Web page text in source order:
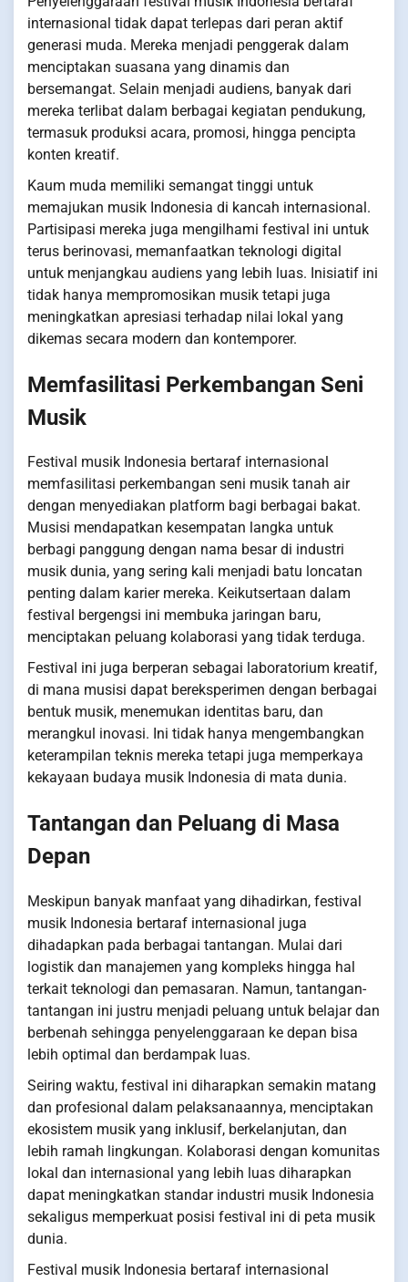
internasional tidak dapat terlepas dari peran aktif
generasi muda. Mereka menjadi penggerak dalam
menciptakan suasana yang dinamis dan
bersemangat. Selain menjadi audiens, banyak dari
mereka terlibat dalam berbagai kegiatan pendukung,
termasuk produksi acara, promosi, hingga pencipta
konten kreatif.
Kaum muda memiliki semangat tinggi untuk
memajukan musik Indonesia di kancah internasional.
Partisipasi mereka juga mengilhami festival ini untuk
terus berinovasi, memanfaatkan teknologi digital
untuk menjangkau audiens yang lebih luas. Inisiatif ini
tidak hanya mempromosikan musik tetapi juga
meningkatkan apresiasi terhadap nilai lokal yang
dikemas secara modern dan kontemporer.
Memfasilitasi Perkembangan Seni
Musik
Festival musik Indonesia bertaraf internasional
memfasilitasi perkembangan seni musik tanah air
dengan menyediakan platform bagi berbagai bakat.
Musisi mendapatkan kesempatan langka untuk
berbagi panggung dengan nama besar di industri
musik dunia, yang sering kali menjadi batu loncatan
penting dalam karier mereka. Keikutsertaan dalam
festival bergengsi ini membuka jaringan baru,
menciptakan peluang kolaborasi yang tidak terduga.
Festival ini juga berperan sebagai laboratorium kreatif,
di mana musisi dapat bereksperimen dengan berbagai
bentuk musik, menemukan identitas baru, dan
merangkul inovasi. Ini tidak hanya mengembangkan
keterampilan teknis mereka tetapi juga memperkaya
kekayaan budaya musik Indonesia di mata dunia.
Tantangan dan Peluang di Masa
Depan
Meskipun banyak manfaat yang dihadirkan, festival
musik Indonesia bertaraf internasional juga
dihadapkan pada berbagai tantangan. Mulai dari
logistik dan manajemen yang kompleks hingga hal
terkait teknologi dan pemasaran. Namun, tantangan-
tantangan ini justru menjadi peluang untuk belajar dan
berbenah sehingga penyelenggaraan ke depan bisa
lebih optimal dan berdampak luas.
Seiring waktu, festival ini diharapkan semakin matang
dan profesional dalam pelaksanaannya, menciptakan
ekosistem musik yang inklusif, berkelanjutan, dan
lebih ramah lingkungan. Kolaborasi dengan komunitas
lokal dan internasional yang lebih luas diharapkan
dapat meningkatkan standar industri musik Indonesia
sekaligus memperkuat posisi festival ini di peta musik
dunia.
Festival musik Indonesia bertaraf internasional